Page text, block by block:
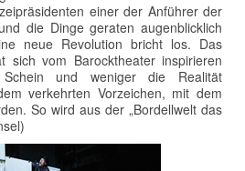
einer der Anführer der
die Dinge geraten augenblicklich
neue Revolution bricht los. Das
sich vom Barocktheater inspirieren
und weniger die Realität
verkehrten Vorzeichen, mit dem
So wird aus der „Bordellwelt das